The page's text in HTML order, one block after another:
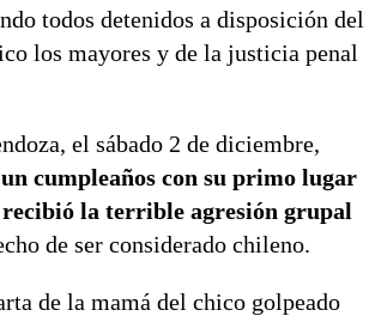
todos detenidos a disposición del
los mayores y de la justicia penal
el sábado 2 de diciembre,
cumpleaños con su primo lugar
recibió la terrible agresión grupal
de ser considerado chileno.
de la mamá del chico golpeado